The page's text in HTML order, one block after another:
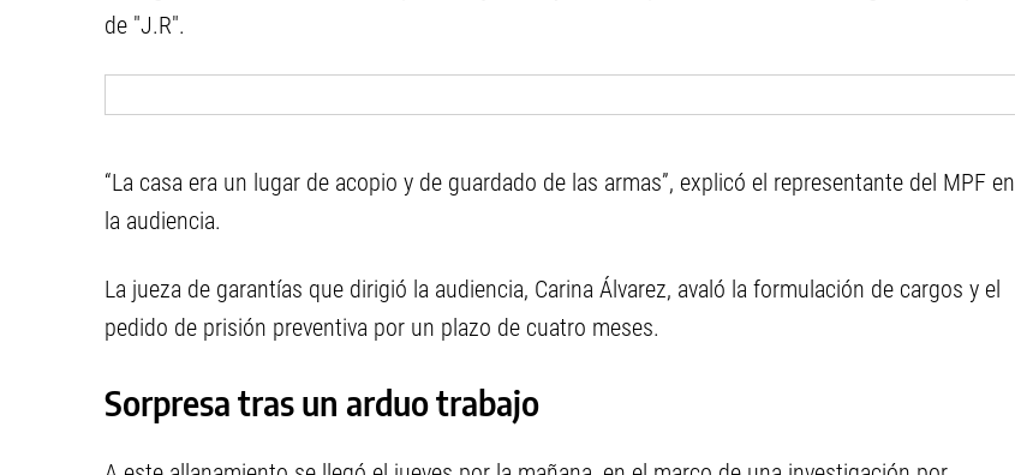
de "J.R".
“La casa era un lugar de acopio y de guardado de las armas”, explicó el representante del MPF en
la audiencia.
La jueza de garantías que dirigió la audiencia, Carina Álvarez, avaló la formulación de cargos y el
pedido de prisión preventiva por un plazo de cuatro meses.
Sorpresa tras un arduo trabajo